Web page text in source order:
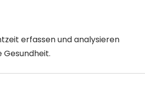
erfassen und analysieren
Gesundheit.